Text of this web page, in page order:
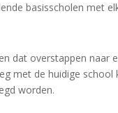
basisscholen met
dat overstappen naar
met de huidige school
worden.